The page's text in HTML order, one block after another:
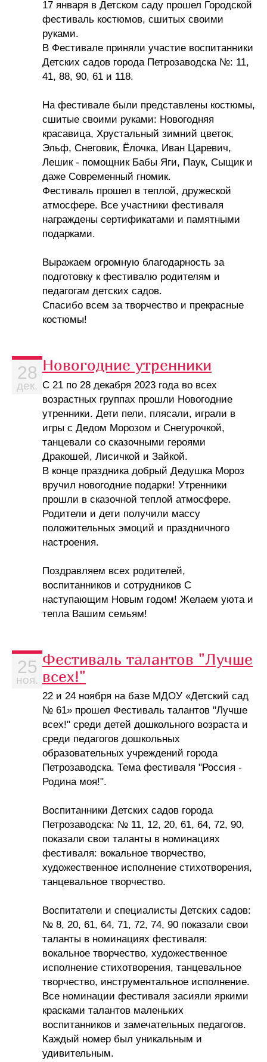
17 января в Детском саду прошел Городской
фестиваль костюмов, сшитых своими
руками.
В Фестивале приняли участие воспитанники
Детских садов города Петрозаводска №: 11,
41, 88, 90, 61 и 118.
На фестивале были представлены костюмы,
сшитые своими руками: Новогодняя
красавица, Хрустальный зимний цветок,
Эльф, Снеговик, Ёлочка, Иван Царевич,
Лешик - помощник Бабы Яги, Паук, Сыщик и
даже Современный гномик.
Фестиваль прошел в теплой, дружеской
атмосфере. Все участники фестиваля
награждены сертификатами и памятными
подарками.
Выражаем огромную благодарность за
подготовку к фестивалю родителям и
педагогам детских садов.
Спасибо всем за творчество и прекрасные
костюмы!
28
дек.
Новогодние утренники
С 21 по 28 декабря 2023 года во всех
возрастных группах прошли Новогодние
утренники. Дети пели, плясали, играли в
игры с Дедом Морозом и Снегурочкой,
танцевали со сказочными героями
Дракошей, Лисичкой и Зайкой.
В конце праздника добрый Дедушка Мороз
вручил новогодние подарки! Утренники
прошли в сказочной теплой атмосфере.
Родители и дети получили массу
положительных эмоций и праздничного
настроения.
Поздравляем всех родителей,
воспитанников и сотрудников С
наступающим Новым годом! Желаем уюта и
тепла Вашим семьям!
25
ноя.
Фестиваль талантов "Лучше
всех!"
22 и 24 ноября на базе МДОУ «Детский сад
№ 61» прошел Фестиваль талантов "Лучше
всех!" среди детей дошкольного возраста и
среди педагогов дошкольных
образовательных учреждений города
Петрозаводска. Тема фестиваля "Россия -
Родина моя!".
Воспитанники Детских садов города
Петрозаводска: № 11, 12, 20, 61, 64, 72, 90,
показали свои таланты в номинациях
фестиваля: вокальное творчество,
художественное исполнение стихотворения,
танцевальное творчество.
Воспитатели и специалисты Детских садов:
№ 8, 20, 61, 64, 71, 72, 74, 90 показали свои
таланты в номинациях фестиваля:
вокальное творчество, художественное
исполнение стихотворения, танцевальное
творчество, инструментальное исполнение.
Все номинации фестиваля засияли яркими
красками талантов маленьких
воспитанников и замечательных педагогов.
Каждый номер был уникальным и
удивительным.